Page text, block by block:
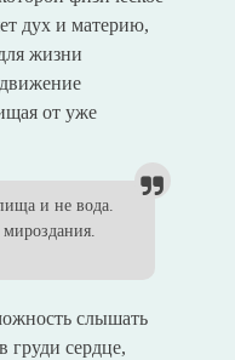
дух и материю,
жизни
от уже
и не вода.
слышать
груди сердце,